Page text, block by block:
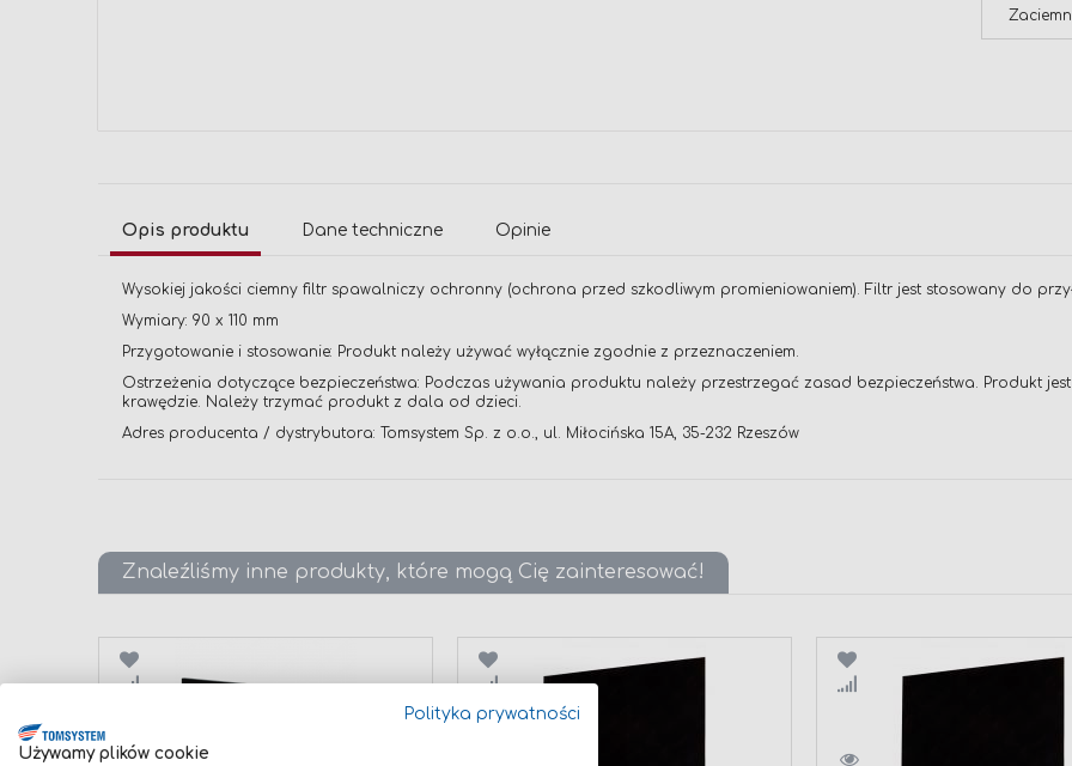
Opis produktu
Wysokiej jakości ciemny filtr spawalniczy ochronny (ochrona przed szkodliwym promieniowaniem). Filtr jest stosowany do
Wymiary: 90 x 110 mm
Przygotowanie i stosowanie: Produkt należy używać wyłącznie zgodnie z przeznaczeniem.
Ostrzeżenia dotyczące bezpieczeństwa: Podczas używania produktu należy przestrzegać zasad bezpieczeństwa. Produkt
krawędzie. Należy trzymać produkt z dala od dzieci.
Adres producenta / dystrybutora: Tomsystem Sp. z o.o., ul. Miłocińska 15A, 35-232 Rzeszów
Dane techniczne Opinie
Znaleźliśmy inne produkty, które mogą Cię zainteresować!
Porównaj Porównaj Porównaj
Polityka prywatności
Używamy plików cookie